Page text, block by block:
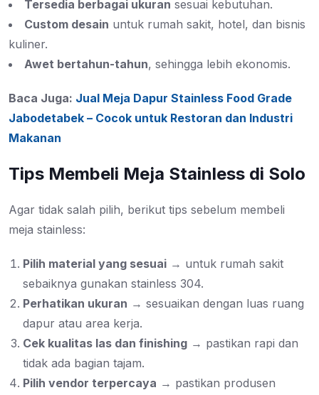
Tersedia berbagai ukuran sesuai kebutuhan.
Custom desain untuk rumah sakit, hotel, dan bisnis
kuliner.
Awet bertahun-tahun, sehingga lebih ekonomis.
Baca Juga: Jual Meja Dapur Stainless Food Grade
Jabodetabek – Cocok untuk Restoran dan Industri
Makanan
Tips Membeli Meja Stainless di Solo
Agar tidak salah pilih, berikut tips sebelum membeli
meja stainless:
Pilih material yang sesuai → untuk rumah sakit
sebaiknya gunakan stainless 304.
Perhatikan ukuran → sesuaikan dengan luas ruang
dapur atau area kerja.
Cek kualitas las dan finishing → pastikan rapi dan
tidak ada bagian tajam.
Pilih vendor terpercaya → pastikan produsen